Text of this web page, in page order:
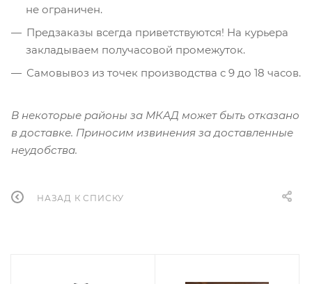
не ограничен.
Предзаказы всегда приветствуются! На курьера
закладываем получасовой промежуток.​
Самовывоз из точек производства с 9 до 18 часов.
В некоторые районы за МКАД может быть отказано
в доставке. Приносим извинения за доставленные
неудобства.
НАЗАД К СПИСКУ